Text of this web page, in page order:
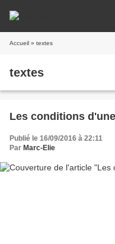
Accueil » textes
textes
Les conditions
Publié le 16/09/2016 à 22:11
Par Marc-Elie